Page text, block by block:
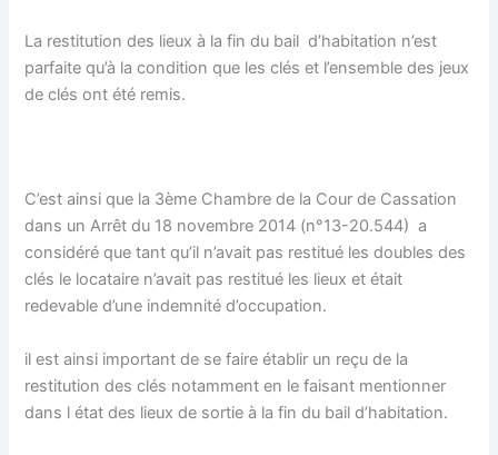
La restitution des lieux à la fin du bail d’habitation n’est
parfaite qu’à la condition que les clés et l’ensemble des jeux
de clés ont été remis.
C’est ainsi que la 3ème Chambre de la Cour de Cassation
dans un Arrêt du 18 novembre 2014 (n°13-20.544) a
considéré que tant qu’il n’avait pas restitué les doubles des
clés le locataire n’avait pas restitué les lieux et était
redevable d’une indemnité d’occupation.
il est ainsi important de se faire établir un reçu de la
restitution des clés notamment en le faisant mentionner
dans l état des lieux de sortie à la fin du bail d’habitation.